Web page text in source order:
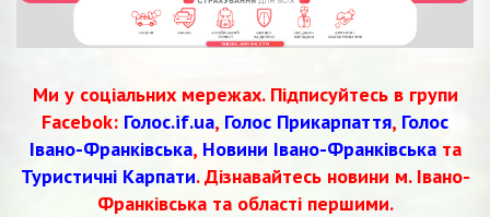
Ми у соціальних мережах. Підписуйтесь в групи
Facebok: Голос.if.ua, Голос Прикарпаття, Голос
Івано-Франківська, Новини Івано-Франківськата
Туристичні Карпати. Дізнавайтесь новини м. Івано-
Франківська та області першими.